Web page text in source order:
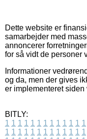
Dette website er
samarbejder med
annoncerer
for så vidt de personer
Informationer
og da, men der gives
er implementeret
BITLY:
1 1 1 1 1 1 1 1 1 1 1 1 1
1 1 1 1 1 1 1 1 1 1 1 1 1